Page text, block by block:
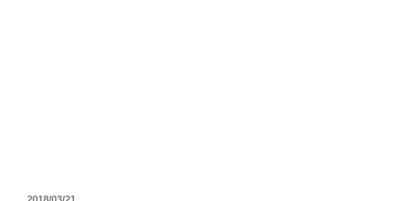
投
2018/03/21